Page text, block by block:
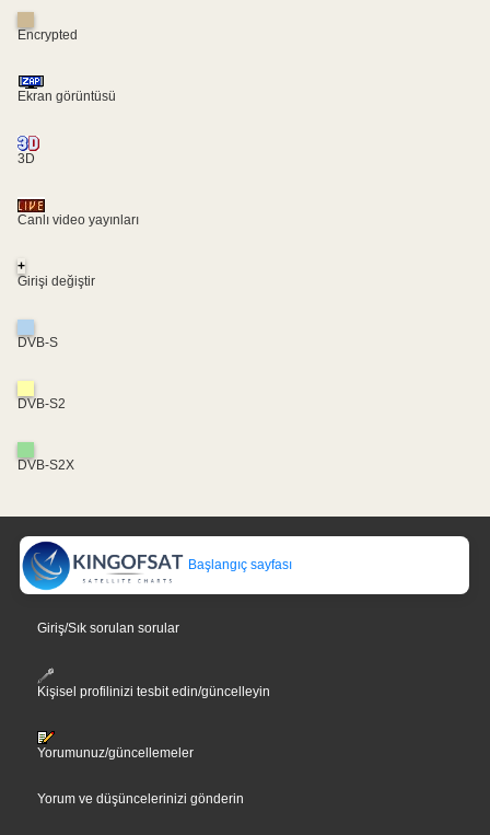
Encrypted
Ekran görüntüsü
3D
Canlı video yayınları
+
Girişi değiştir
DVB-S
DVB-S2
DVB-S2X
Başlangıç sayfası
Giriş/Sık sorulan sorular
Kişisel profilinizi tesbit edin/güncelleyin
Yorumunuz/güncellemeler
Yorum ve düşüncelerinizi gönderin